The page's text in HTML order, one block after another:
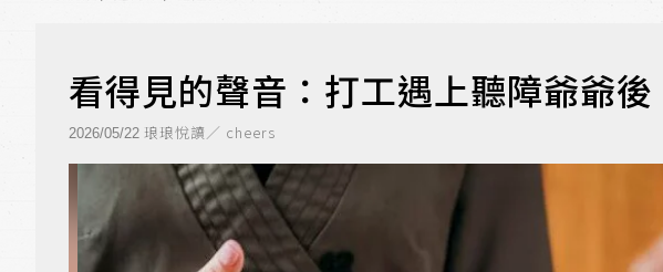
看得見的聲音：打工遇上聽障爺爺
2026/05/22 琅琅悅讀／ cheers